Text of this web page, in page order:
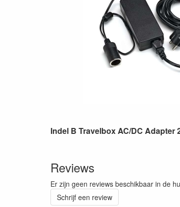
Indel B Travelbox AC/DC Adapter
Reviews
Er zijn geen reviews beschikbaar in de
Schrijf een review